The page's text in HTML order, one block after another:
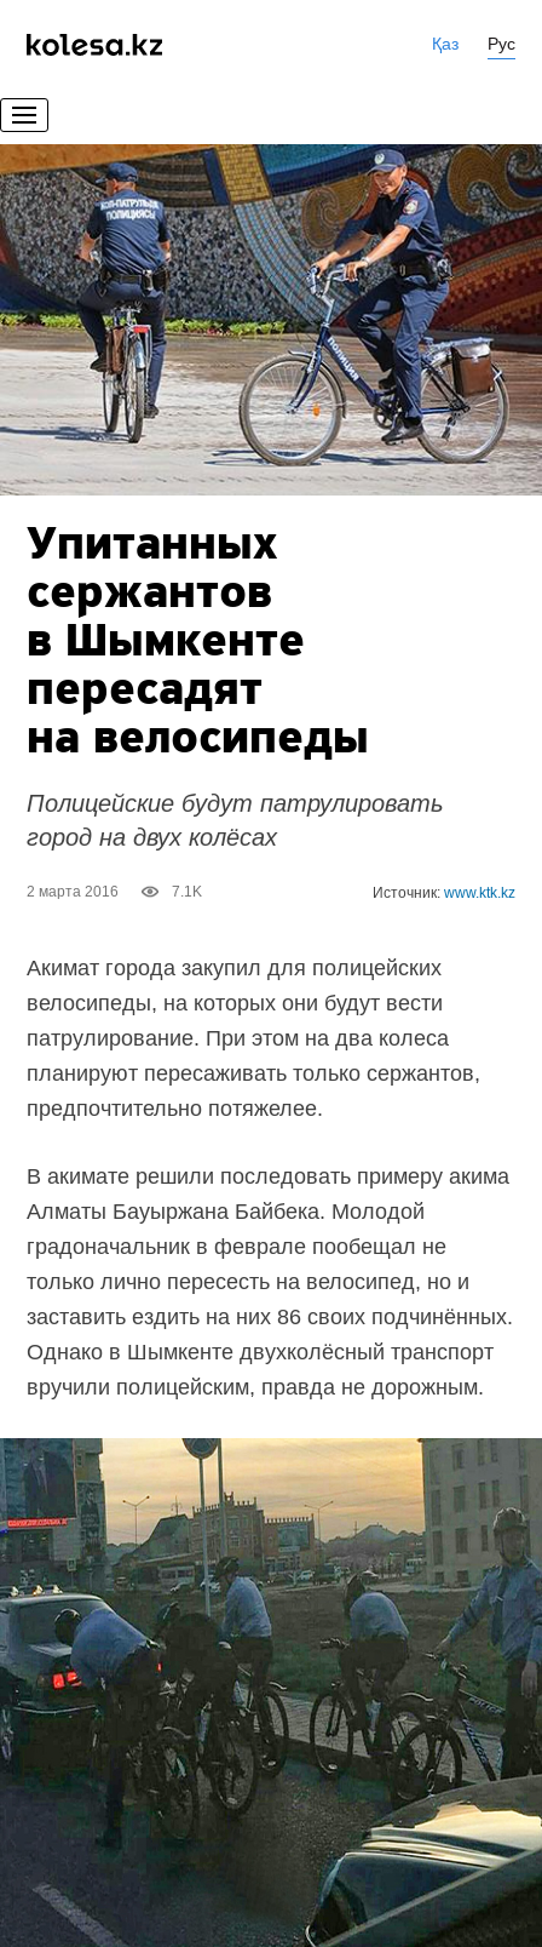
Қаз Рус
Упитанных
сержантов
в Шымкенте
пересадят
на велосипеды
Полицейские будут патрулировать
город на двух колёсах
2 марта 2016 7.1K Источник: www.ktk.kz
Акимат города закупил для полицейских
велосипеды, на которых они будут вести
патрулирование. При этом на два колеса
планируют пересаживать только сержантов,
предпочтительно потяжелее.
В акимате решили последовать примеру акима
Алматы Бауыржана Байбека. Молодой
градоначальник в феврале пообещал не
только лично пересесть на велосипед, но и
заставить ездить на них 86 своих подчинённых.
Однако в Шымкенте двухколёсный транспорт
вручили полицейским, правда не дорожным.